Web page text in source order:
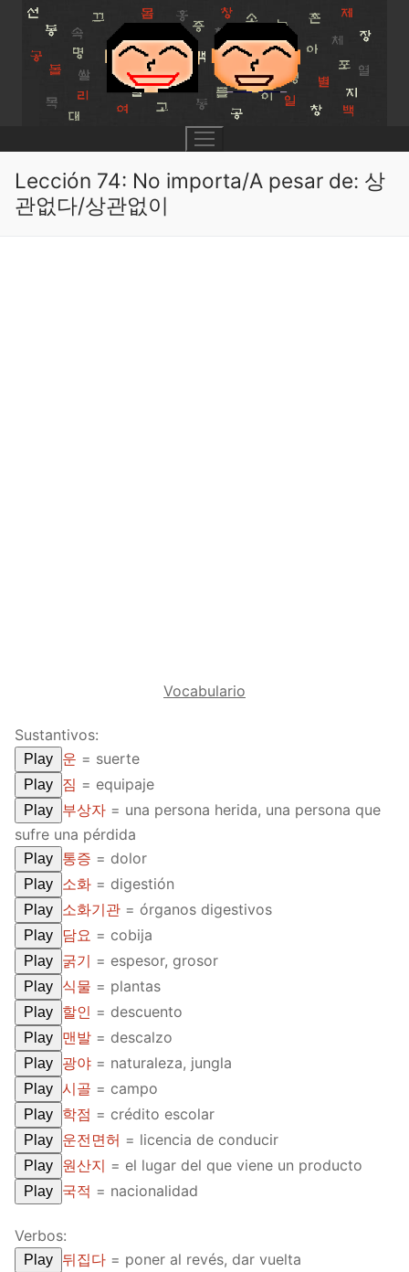
Skip
content
UNIT 4
UNIT 5
YOUTUBE
About Us
FAQ
Articles
Lesson list
Contact Us
Lección 74: No importa/A pesar de: 상
관없다/상관없이
Vocabulario
Sustantivos:
Play 운 = suerte
Play 짐 = equipaje
Play 부상자 = una persona herida, una persona que
sufre una pérdida
Play 통증 = dolor
Play 소화 = digestión
Play 소화기관 = órganos digestivos
Play 담요 = cobija
Play 굵기 = espesor, grosor
Play 식물 = plantas
Play 할인 = descuento
Play 맨발 = descalzo
Play 광야 = naturaleza, jungla
Play 시골 = campo
Play 학점 = crédito escolar
Play 운전면허 = licencia de conducir
Play 원산지 = el lugar del que viene un producto
Play 국적 = nacionalidad
Verbos:
Play 뒤집다 = poner al revés, dar vuelta